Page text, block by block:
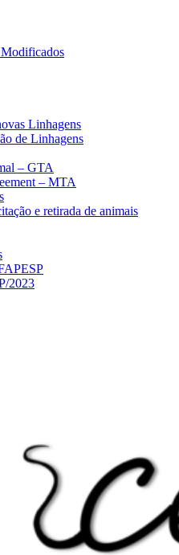
Linhagens
de Linhagens
– GTA
– MTA
e retirada de animais
2023